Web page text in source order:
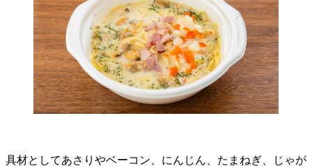
具材としてあさりやベーコン、にんじん、たまねぎ、じゃが